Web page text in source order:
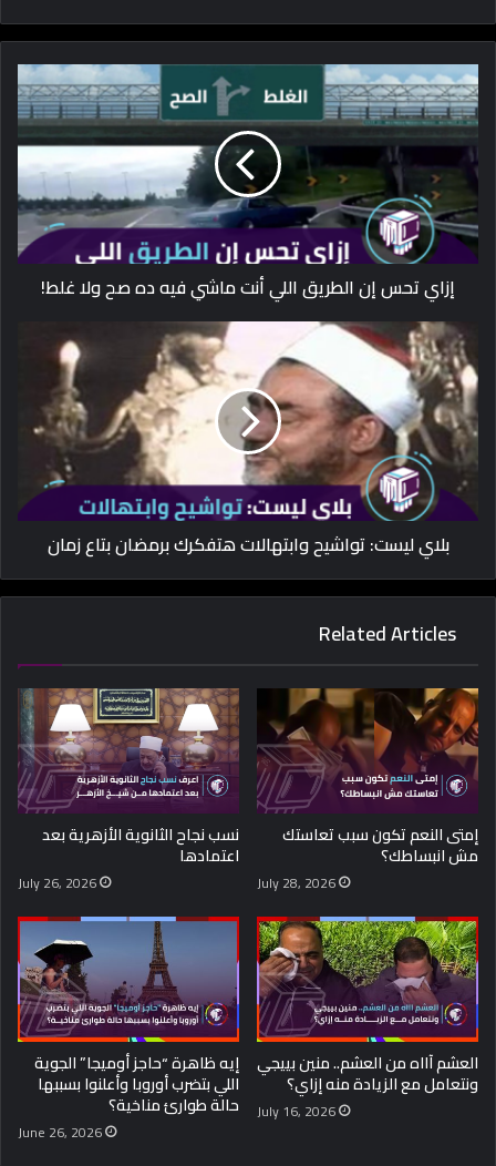
إزاي تحس إن الطريق اللي أنت ماشي فيه ده صح ولا غلط!
بلاي ليست: تواشيح وابتهالات هتفكرك برمضان بتاع زمان
Related Articles
إمتى النعم تكون سبب تعاستك
مش انبساطك؟
July 28, 2026
نسب نجاح الثانوية الأزهرية بعد
اعتمادها
July 26, 2026
العشم آااه من العشم.. منين بييجي
ونتعامل مع الزيادة منه إزاي؟
July 16, 2026
إيه ظاهرة “حاجز أوميجا” الجوية
اللي بتضرب أوروبا وأعلنوا بسببها
حالة طوارئ مناخية؟
June 26, 2026